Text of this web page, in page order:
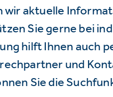
wir aktuelle
Sie gerne bei
hilft Ihnen auch
und
Sie die